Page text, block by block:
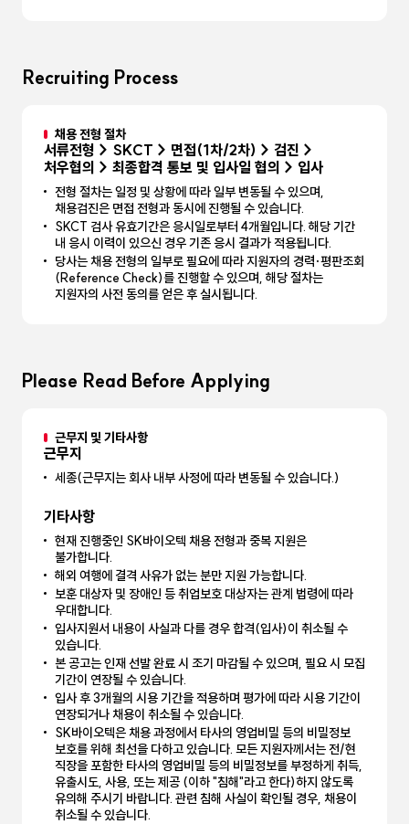
Recruiting Process
채용 전형 절차
서류전형 > SKCT > 면접(1차/2차) > 검진 >
처우협의 > 최종합격 통보 및 입사일 협의 > 입사
전형 절차는 일정 및 상황에 따라 일부 변동될 수 있으며,
채용검진은 면접 전형과 동시에 진행될 수 있습니다.
SKCT 검사 유효기간은 응시일로부터 4개월입니다. 해당 기간
내 응시 이력이 있으신 경우 기존 응시 결과가 적용됩니다.
당사는 채용 전형의 일부로 필요에 따라 지원자의 경력·평판조회
(Reference Check)를 진행할 수 있으며, 해당 절차는
지원자의 사전 동의를 얻은 후 실시됩니다.
Please Read Before Applying
근무지 및 기타사항
근무지
세종(근무지는 회사 내부 사정에 따라 변동될 수 있습니다.)
기타사항
현재 진행중인 SK바이오텍 채용 전형과 중복 지원은
불가합니다.
해외 여행에 결격 사유가 없는 분만 지원 가능합니다.
보훈 대상자 및 장애인 등 취업보호 대상자는 관계 법령에 따라
우대합니다.
입사지원서 내용이 사실과 다를 경우 합격(입사)이 취소될 수
있습니다.
본 공고는 인재 선발 완료 시 조기 마감될 수 있으며, 필요 시 모집
기간이 연장될 수 있습니다.
입사 후 3개월의 시용 기간을 적용하며 평가에 따라 시용 기간이
연장되거나 채용이 취소될 수 있습니다.
SK바이오텍은 채용 과정에서 타사의 영업비밀 등의 비밀정보
보호를 위해 최선을 다하고 있습니다. 모든 지원자께서는 전/현
직장을 포함한 타사의 영업비밀 등의 비밀정보를 부정하게 취득,
유출시도, 사용, 또는 제공 (이하 "침해"라고 한다)하지 않도록
유의해 주시기 바랍니다. 관련 침해 사실이 확인될 경우, 채용이
취소될 수 있습니다.